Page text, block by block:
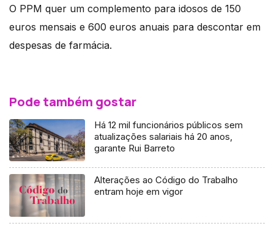
O PPM quer um complemento para idosos de 150
euros mensais e 600 euros anuais para descontar em
despesas de farmácia.
Pode também gostar
Há 12 mil funcionários públicos sem
atualizações salariais há 20 anos,
garante Rui Barreto
Alterações ao Código do Trabalho
entram hoje em vigor